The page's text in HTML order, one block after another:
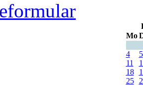
Mo
4
5
11
18
25